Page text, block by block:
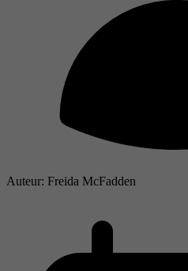
Auteur: Freida McFadden